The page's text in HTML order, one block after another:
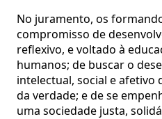
No juramento, os
compromisso de
reflexivo, e voltado à
humanos; de buscar o
intelectual, social e afetivo
da verdade; e de se
uma sociedade justa,